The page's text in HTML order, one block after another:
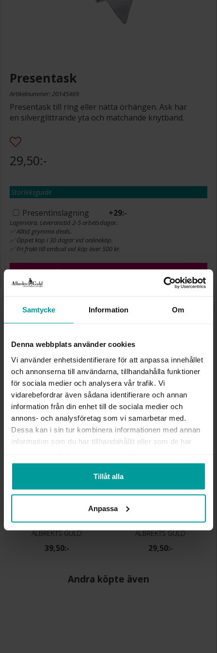
Samtycke Information Om
Denna webbplats använder cookies
Vi använder enhetsidentifierare för att anpassa innehållet
och annonserna till användarna, tillhandahålla funktioner
för sociala medier och analysera vår trafik. Vi
vidarebefordrar även sådana identifierare och annan
information från din enhet till de sociala medier och
annons- och analysföretag som vi samarbetar med.
Dessa kan i sin tur kombinera informationen med annan
information som du har tillhandahållit eller som de har
Tillåt alla
Anpassa
Presentask
Artikelnummer: 20145469
Presentask till ring eller nätta örhängen. Ask har
en silverglittrande yta och matchande knytband.
29,50:-
Storleksguide
Presentinslagning +29:-
Lagervara. Leveranstid 2-5 arbetsdagar.
✅ Alltid grymma deals.
✅ Öppet köp i 30 dagar vid onlineköp.
✅ Fri frakt till ombud vid köp över 500 kr.
LÄGG I VARUKORGEN
INFO
DJUP CA (CM)
LÄNGD CA (CM)
5
VARUMÄRKE
Albrekts Guld
MATERIAL
papp,polyester
Liknande produkter
Presentask
ALBREKTS GULD
39,50:-
Presentask
ALBREKTS GULD
29,50:-
Andra köpte även